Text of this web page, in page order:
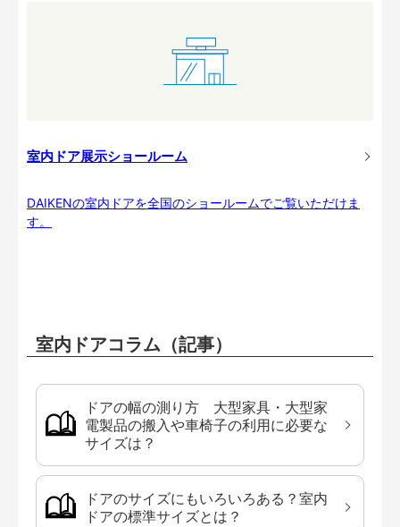
室内ドア展示ショールーム
DAIKENの室内ドアを全国のショールームでご覧いただけま
す。
室内ドアコラム（記事）
ドアの幅の測り方 大型家具・大型家
電製品の搬入や車椅子の利用に必要な
サイズは？
ドアのサイズにもいろいろある？室内
ドアの標準サイズとは？